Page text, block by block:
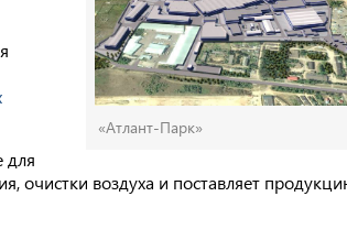
«Атлант-Парк»
для
очистки воздуха и поставляет